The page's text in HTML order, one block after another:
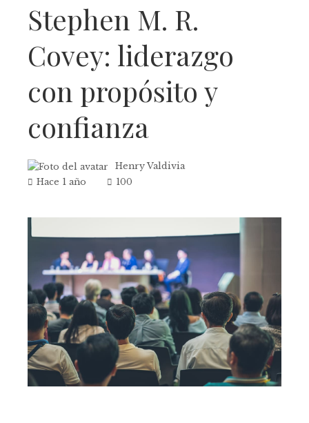
Stephen M. R.
Covey: liderazgo
con propósito y
confianza
Henry Valdivia
Hace 1 año
100